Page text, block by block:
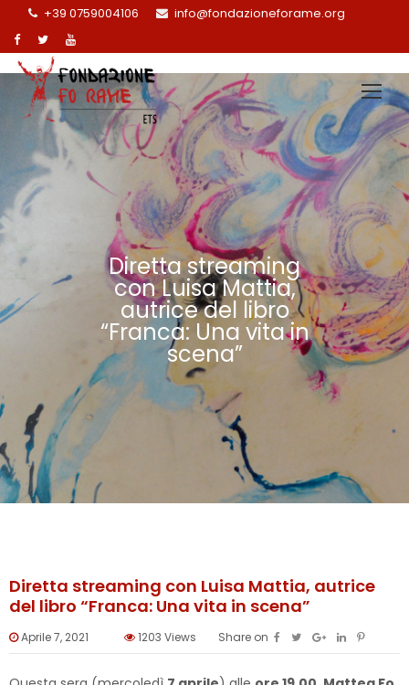
+39 0759004106 info@fondazioneforame.org
Diretta streaming
con Luisa Mattia,
autrice del libro
“Franca: Una vita in
scena”
Diretta streaming con Luisa Mattia, autrice
del libro “Franca: Una vita in scena”
Aprile 7, 2021 1203 Views Share on